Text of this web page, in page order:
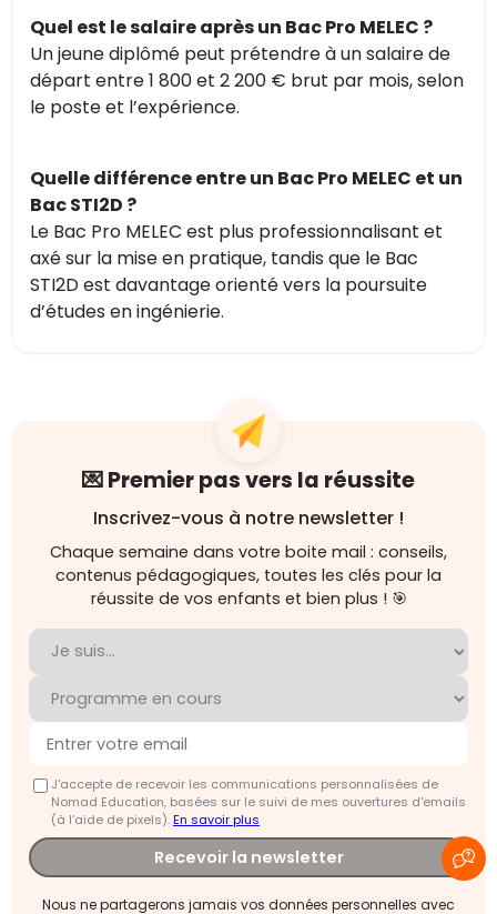
Quel est le salaire après un Bac Pro MELEC ?
Un jeune diplômé peut prétendre à un salaire de
départ entre 1 800 et 2 200 € brut par mois, selon
le poste et l’expérience.
Quelle différence entre un Bac Pro MELEC et un
Bac STI2D ?
Le Bac Pro MELEC est plus professionnalisant et
axé sur la mise en pratique, tandis que le Bac
STI2D est davantage orienté vers la poursuite
d’études en ingénierie.
💌 Premier pas vers la réussite
Inscrivez-vous à notre newsletter !
Chaque semaine dans votre boite mail : conseils,
contenus pédagogiques, toutes les clés pour la
réussite de vos enfants et bien plus ! 🎯
J'accepte de recevoir les communications personnalisées de
Nomad Education, basées sur le suivi de mes ouvertures d'emails
(à l’aide de pixels).En savoir plus
Recevoir la newsletter
Nous ne partagerons jamais vos données personnelles avec